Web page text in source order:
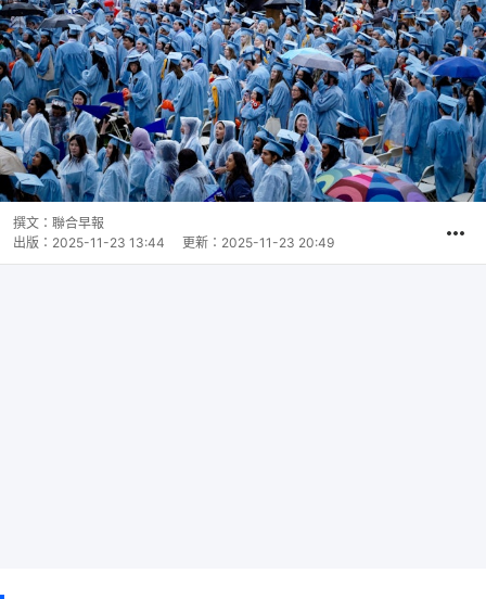
撰文： 聯合早報
出版： 2025-11-23 13:44 更新： 2025-11-23 20:49